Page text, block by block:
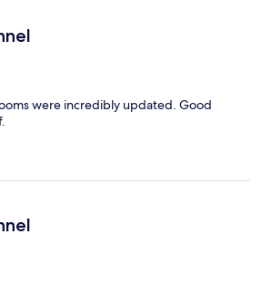
were incredibly updated. Good